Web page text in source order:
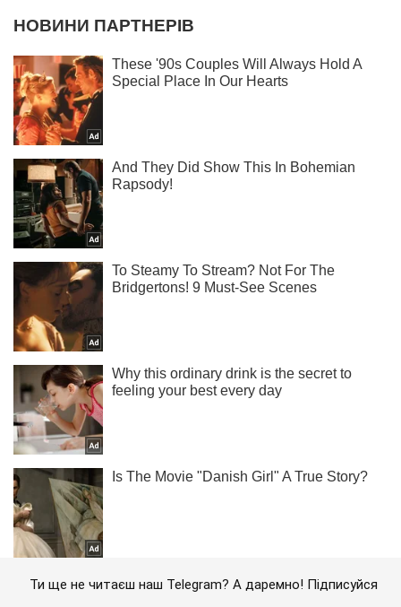
Ти ще не читаєш наш Telegram? А даремно! Підписуйся